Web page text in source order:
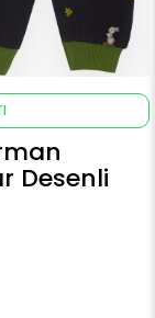
Desenli